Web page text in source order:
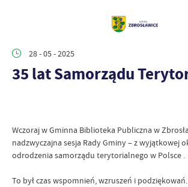
28 - 05 - 2025
35 lat Samorządu
Wczoraj w Gminna Biblioteka Publiczna w
nadzwyczajna sesja Rady Gminy – z wyjątkowej
odrodzenia samorządu terytorialnego w Polsce .
To był czas wspomnień, wzruszeń i